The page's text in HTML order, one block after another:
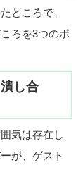
ところで、
ろを3つのポ
し合
気は存在し
が、ゲスト